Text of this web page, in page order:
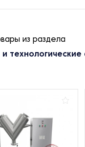
из раздела
технологические